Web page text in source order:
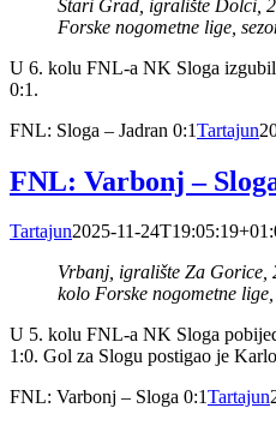
Stari Grad, igralište Dolci,
Forske nogometne lige,
U 6. kolu FNL-a NK Sloga
0:1.
FNL: Sloga – Jadran 0:1Tartajun
FNL: Varbonj –
Tartajun2025-11-
Vrbanj, igralište Za Gorice,
kolo Forske nogometne lige,
U 5. kolu FNL-a NK Sloga
1:0. Gol za Slogu postigao je
FNL: Varbonj – Sloga 0:1Tartajun